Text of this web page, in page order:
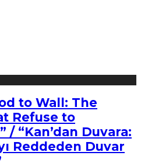
to Wall: The
Refuse to
/ “Kan’dan Duvara:
Reddeden Duvar